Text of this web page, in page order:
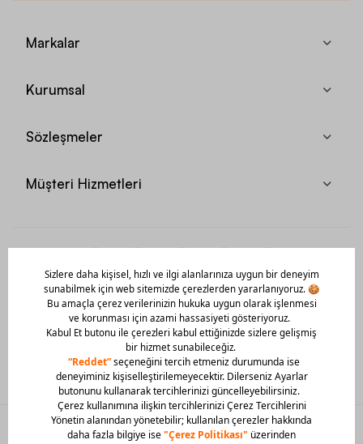
Markalar
Kurumsal
Sözleşmeler
Müşteri Hizmetleri
Mobil Uygulamamızı Hemen İndir!